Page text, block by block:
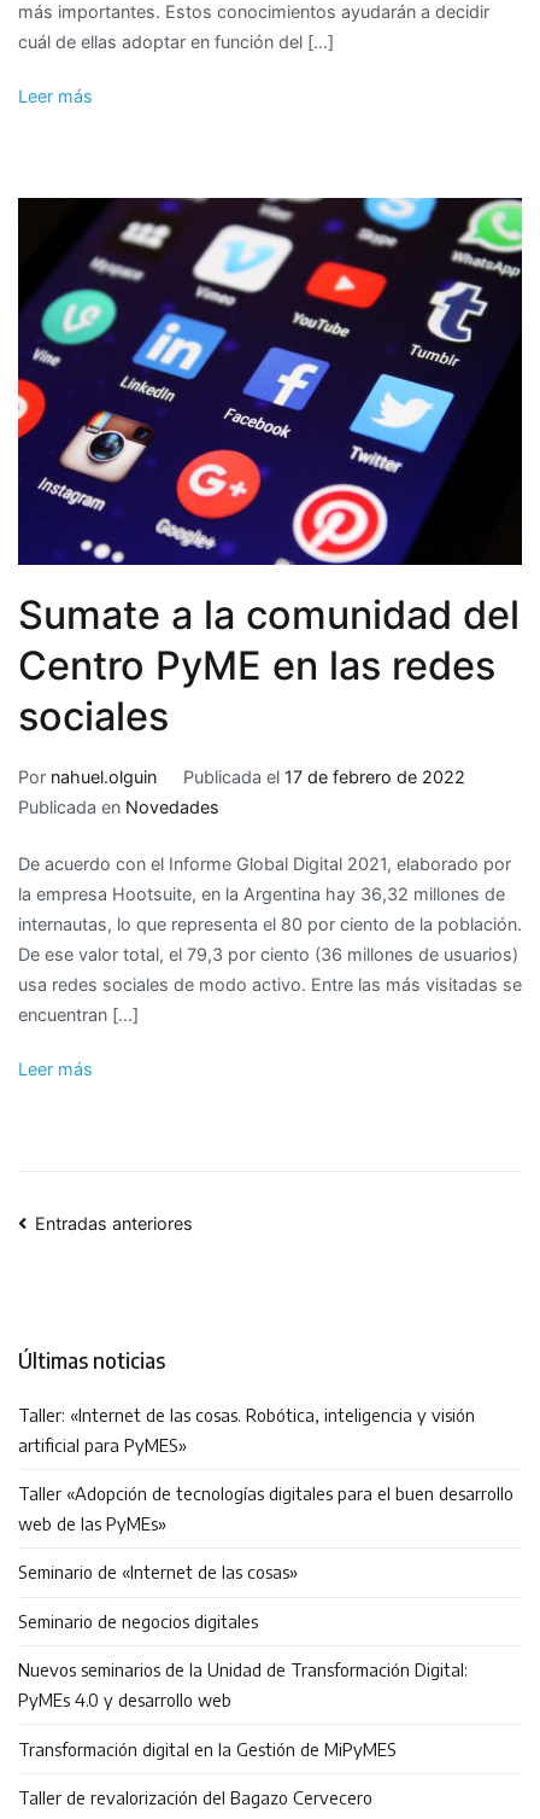
más importantes. Estos conocimientos ayudarán a decidir
cuál de ellas adoptar en función del […]
Leer más
Sumate a la comunidad del
Centro PyME en las redes
sociales
Por nahuel.olguin Publicada el 17 de febrero de 2022
Publicada en Novedades
De acuerdo con el Informe Global Digital 2021, elaborado por
la empresa Hootsuite, en la Argentina hay 36,32 millones de
internautas, lo que representa el 80 por ciento de la población.
De ese valor total, el 79,3 por ciento (36 millones de usuarios)
usa redes sociales de modo activo. Entre las más visitadas se
encuentran […]
Leer más
Navegación
Entradas anteriores
Últimas noticias
Taller: «Internet de las cosas. Robótica, inteligencia y visión
artificial para PyMES»
Taller «Adopción de tecnologías digitales para el buen desarrollo
web de las PyMEs»
Seminario de «Internet de las cosas»
Seminario de negocios digitales
Nuevos seminarios de la Unidad de Transformación Digital:
PyMEs 4.0 y desarrollo web
Transformación digital en la Gestión de MiPyMES
Taller de revalorización del Bagazo Cervecero